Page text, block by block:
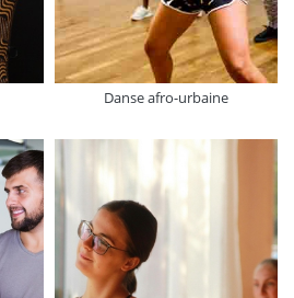
Danse afro-urbaine